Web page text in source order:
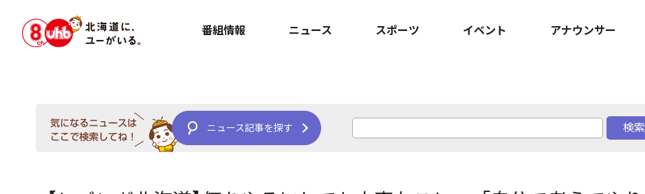
番組情報 ニュース スポーツ イベント アナウンサー
ニュース記事を探す 検索